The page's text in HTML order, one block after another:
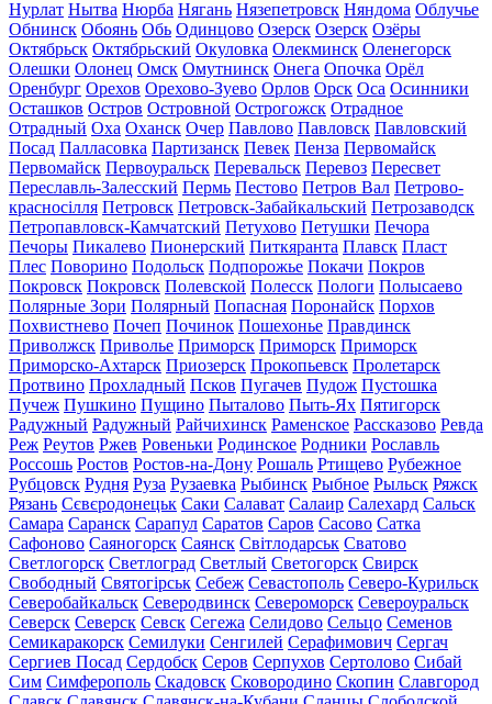
Нурлат Нытва Нюрба Нягань Нязепетровск Няндома Облучье
Обнинск Обоянь Обь Одинцово Озерск Озерск Озёры
Октябрьск Октябрьский Окуловка Олекминск Оленегорск
Олешки Олонец Омск Омутнинск Онега Опочка Орёл
Оренбург Орехов Орехово-Зуево Орлов Орск Оса Осинники
Осташков Остров Островной Острогожск Отрадное
Отрадный Оха Оханск Очер Павлово Павловск Павловский
Посад Палласовка Партизанск Певек Пенза Первомайск
Первомайск Первоуральск Перевальск Перевоз Пересвет
Переславль-Залесский Пермь Пестово Петров Вал Петрово-
красносілля Петровск Петровск-Забайкальский Петрозаводск
Петропавловск-Камчатский Петухово Петушки Печора
Печоры Пикалево Пионерский Питкяранта Плавск Пласт
Плес Поворино Подольск Подпорожье Покачи Покров
Покровск Покровск Полевской Полесск Пологи Полысаево
Полярные Зори Полярный Попасная Поронайск Порхов
Похвистнево Почеп Починок Пошехонье Правдинск
Приволжск Приволье Приморск Приморск Приморск
Приморско-Ахтарск Приозерск Прокопьевск Пролетарск
Протвино Прохладный Псков Пугачев Пудож Пустошка
Пучеж Пушкино Пущино Пыталово Пыть-Ях Пятигорск
Радужный Радужный Райчихинск Раменское Рассказово Ревда
Реж Реутов Ржев Ровеньки Родинское Родники Рославль
Россошь Ростов Ростов-на-Дону Рошаль Ртищево Рубежное
Рубцовск Рудня Руза Рузаевка Рыбинск Рыбное Рыльск Ряжск
Рязань Сєвєродонецьк Саки Салават Салаир Салехард Сальск
Самара Саранск Сарапул Саратов Саров Сасово Сатка
Сафоново Саяногорск Саянск Світлодарськ Сватово
Светлогорск Светлоград Светлый Светогорск Свирск
Свободный Святогірськ Себеж Севастополь Северо-Курильск
Северобайкальск Северодвинск Североморск Североуральск
Северск Северск Севск Сегежа Селидово Сельцо Семенов
Семикаракорск Семилуки Сенгилей Серафимович Сергач
Сергиев Посад Сердобск Серов Серпухов Сертолово Сибай
Сим Симферополь Скадовск Сковородино Скопин Славгород